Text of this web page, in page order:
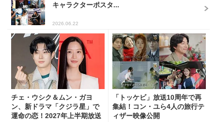
キャラクターポスタ...
2026.06.22
チェ・ウシク＆ムン・ガヨ
ン、新ドラマ「クジラ星」で
運命の恋！2027年上半期放送
「トッケビ」放送10周年で再
集結！コン・ユら4人の旅行テ
ィザー映像公開